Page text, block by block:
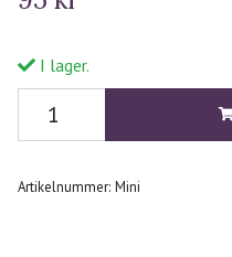
I lager.
Artikelnummer: Mini